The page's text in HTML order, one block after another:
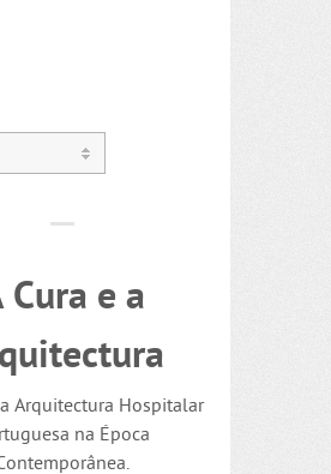
Cura e a
Arquitectura Hospitalar
na Época